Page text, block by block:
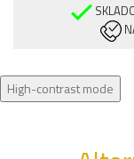
High-contrast mode